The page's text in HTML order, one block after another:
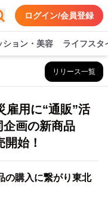
ログイン/会員登録
ション・美容 ライフスタ
リリース一覧
雇用に“通販”活
画の新商品
始！
の購入に繋がり東北